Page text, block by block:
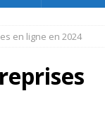
en ligne en 2024